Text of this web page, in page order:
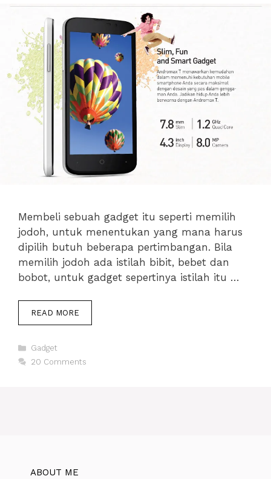
Membeli sebuah gadget itu seperti memilih
jodoh, untuk menentukan yang mana harus
dipilih butuh beberapa pertimbangan. Bila
memilih jodoh ada istilah bibit, bebet dan
bobot, untuk gadget sepertinya istilah itu …
READ MORE
PRODUCT
T,
Categories
Gadget
20 Comments
ABOUT ME